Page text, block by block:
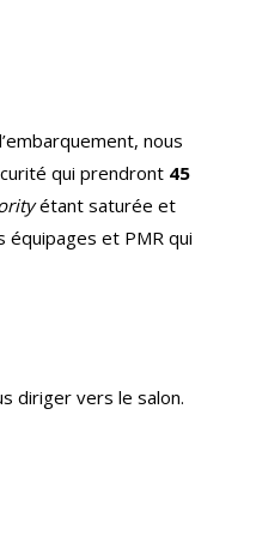
nous
qui prendront 45
étant saturée et
équipages et PMR qui
diriger vers le salon.